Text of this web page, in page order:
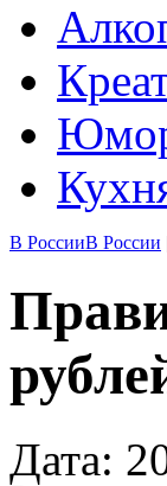
В РоссииВ России
Дата: